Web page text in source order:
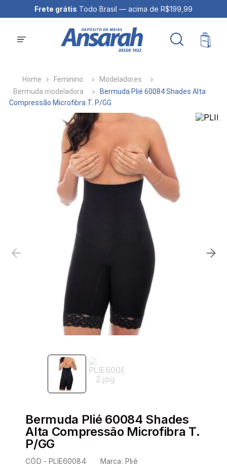
Frete grátis Todo Brasil — acima de R$199,99
Feminino
Modeladores
Bermuda modeladora
Bermuda Plié 60084 Shades Alta
Compressão Microfibra T. P/GG
Bermuda Plié 60084 Shades
Alta Compressão Microfibra T.
P/GG
CÓD -PLIE60084 Marca:Plié